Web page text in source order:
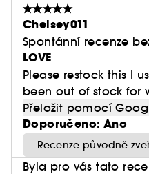
Chelsey011
Spontánní recenze
LOVE
Please restock this I
been out of stock for
Přeložit pomocí
Doporučeno: Ano
Recenze původně
Byla pro vás tato